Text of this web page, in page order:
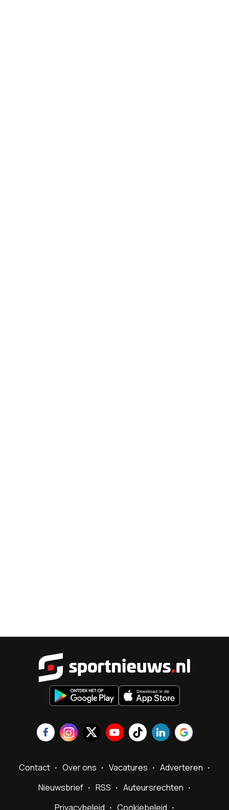
Contact Over ons Vacatures
Adverteren
Nieuwsbrief
RSS
Auteursrechten
Privacybeleid
Cookiebeleid